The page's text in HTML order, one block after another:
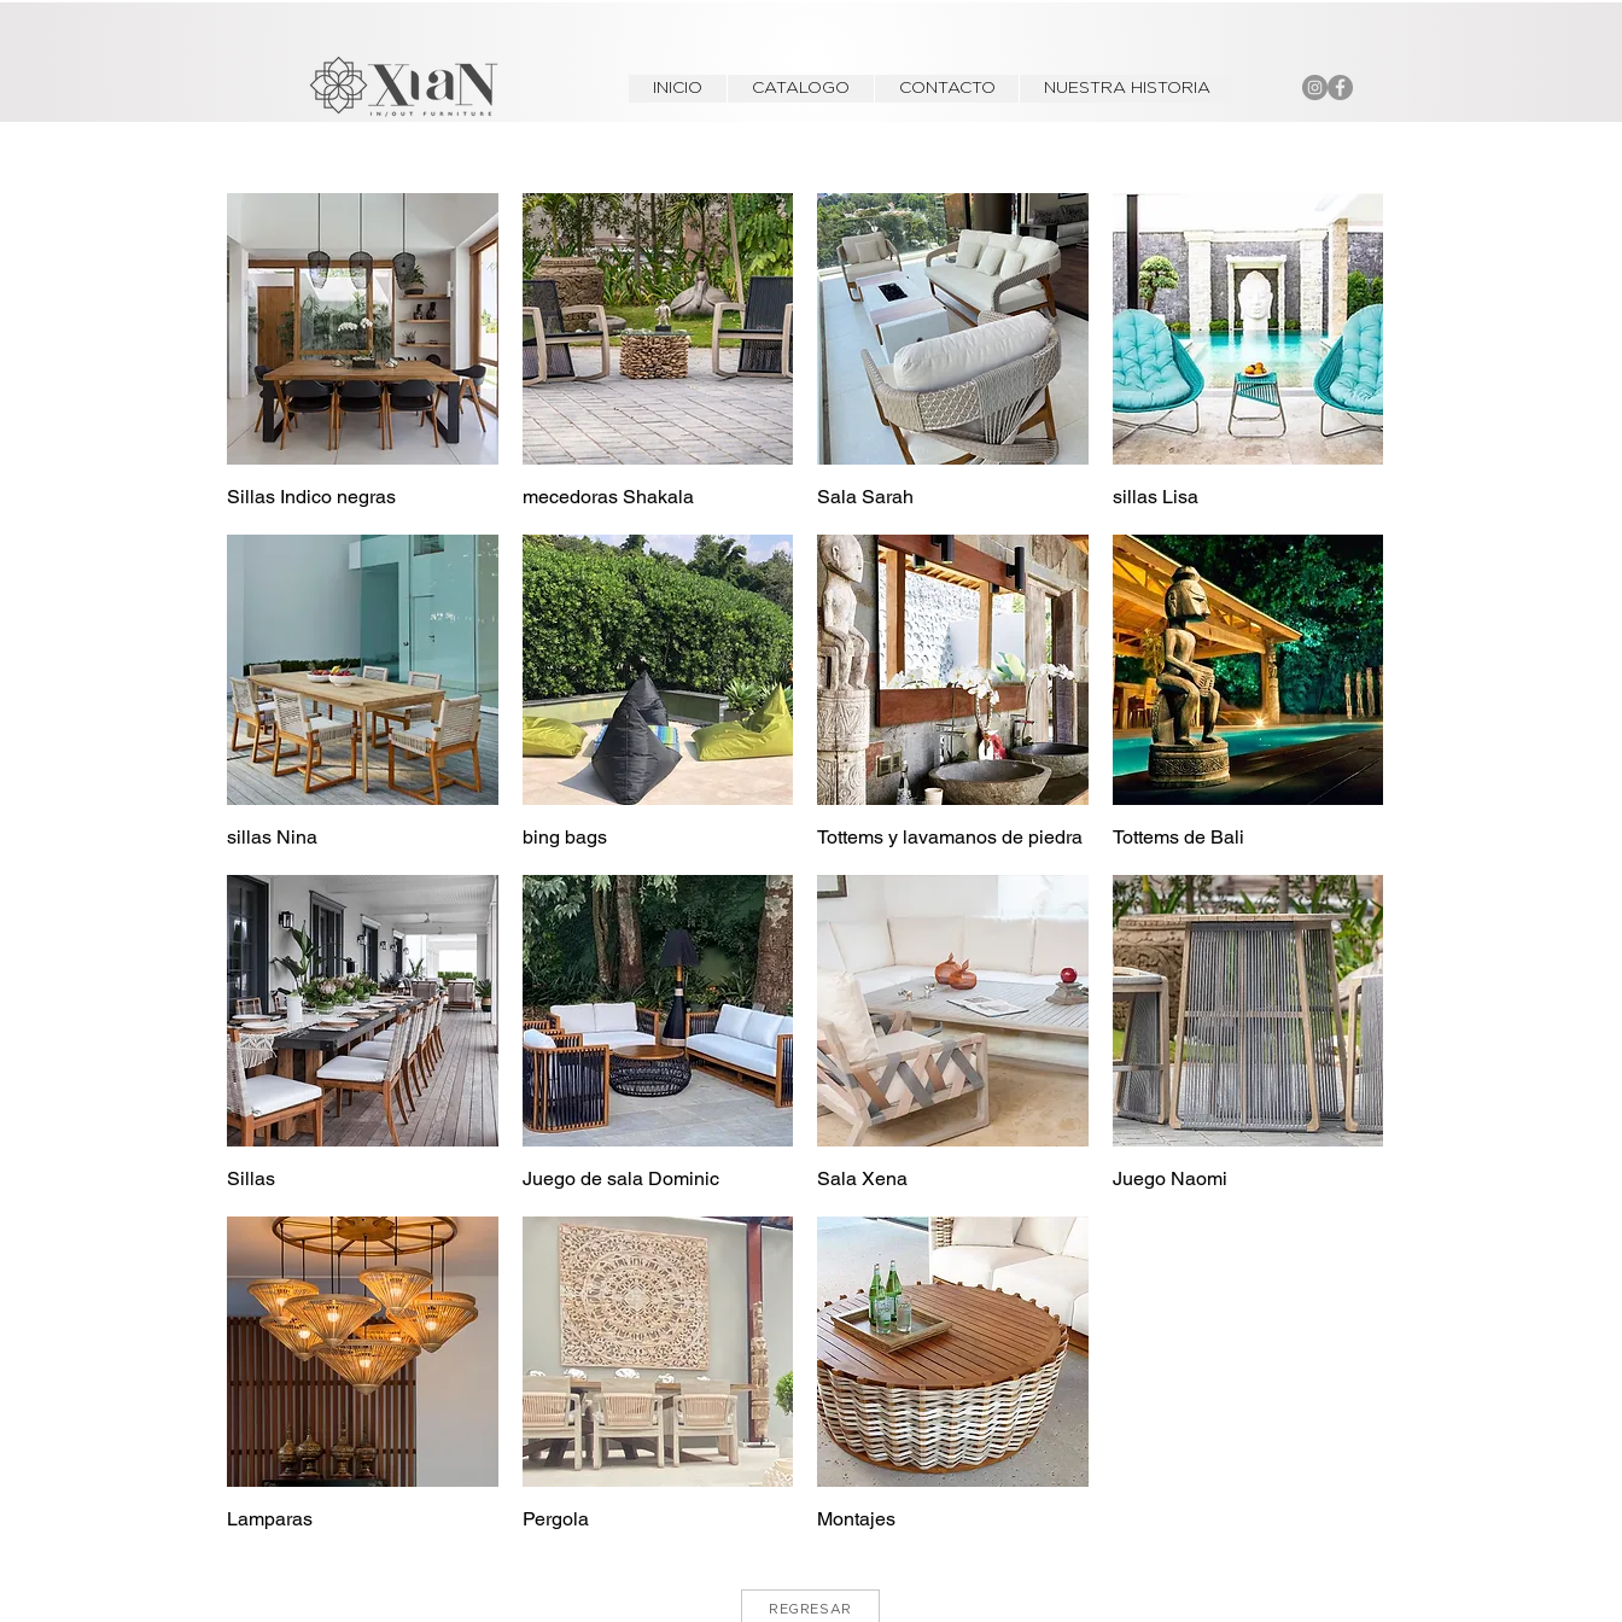
INICIO CATALOGO CONTACTO NUESTRA HISTORIA
Sillas Indico negras mecedoras Shakala Sala Sarah sillas Lisa
sillas Nina bing bags Tottems y lavamanos de piedra Tottems de Bali
Sillas Juego de sala Dominic Sala Xena Juego Naomi
Lamparas Pergola Montajes
REGRESAR